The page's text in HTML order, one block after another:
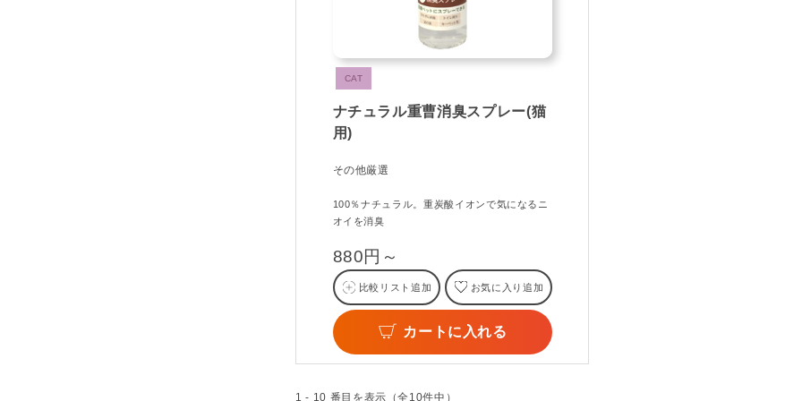
CAT
ナチュラル重曹消臭スプレー(猫
用)
その他厳選
100％ナチュラル。重炭酸イオンで気になるニ
オイを消臭
880円～
比較リスト追加 お気に入り追加
カートに入れる
1 - 10 番目を表示（全10件中）